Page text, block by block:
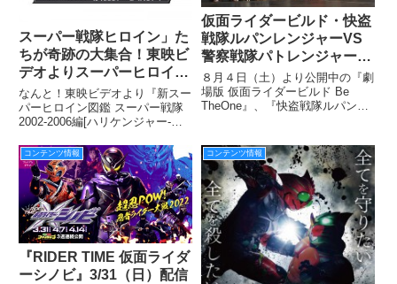
スーパー戦隊ヒロイン」た
ちが奇跡の大集合！東映ビ
デオよりスーパーヒロイン
図鑑が復活！2018年10月3
日（水）Blu-rayで2巻同時
発売!!!
なんと！東映ビデオより『新スー
パーヒロイン図鑑 スーパー戦隊
2002-2006編[ハリケンジャー-ボ
ヒロイン図鑑 スーパー戦隊2007‐
2011編[ゲキレンジャー-ゴーカイ
ジャー]』の
仮面ライダービルド・快盗
戦隊ルパンレンジャーVS
警察戦隊パトレンジャー
映画完成披露イベントが７
月26日（木）六本木ヒルズ
アリーナにて開催★
８月４日（土）より公開中の『劇
場版 仮面ライダービルド Be
TheOne』、『快盗戦隊ルパンレ
リーナで行われた完成披露イベン
トの模様をレポートします！
コンテンツ情報
『RIDER TIME 仮面ライダ
ーシノビ』3/31（日）配信
コンテンツ情報